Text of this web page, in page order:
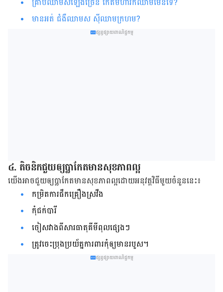
មានអត់ ជំងឺឈាមស ស៊ីឈាមក្រហម?
ផ្សព្វផ្សាយពាណិជ្ជកម្ម
៤. តិចនិក​ជួយ​ឲ្យ​ប្លាកែត​មាន​សុខភាព​ល្អ​
យើង​អាច​ជួយ​ឲ្យ​ប្លាកែត​មាន​សុខភាព​ល្អ​ដោយ​អនុវត្ត​វិធី​មួយ​ចំនួន​នេះ៖
កម្រិត​ការ​ផឹក​គ្រឿង​ស្រវឹង​
កុំ​ជក់​បារី​
ចៀស​វាង​ពី​សារធាតុ​គីមី​ពុល​ផ្សេងៗ
ត្រូវ​ចេះ​ប្រុង​ប្រយ័ត្ន​ការពារ​កុំ​ឲ្យ​មាន​របួស​​។
ផ្សព្វផ្សាយពាណិជ្ជកម្ម